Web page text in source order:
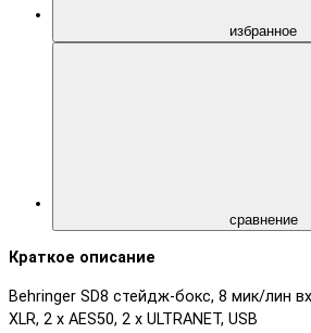
избранное
сравнение
Краткое описание
Behringer SD8 стейдж-бокс, 8 мик/лин
XLR, 2 x AES50, 2 x ULTRANET, USB